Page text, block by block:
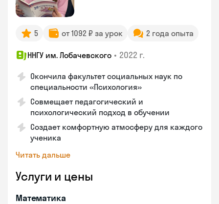
5 от 1092 ₽ за урок 2 года опыта
ННГУ им. Лобачевского • 2022 г.
Окончила факультет социальных наук по
специальности «Психология»
Совмещает педагогический и
психологический подход в обучении
Создает комфортную атмосферу для каждого
ученика
Читать дальше
Услуги и цены
Математика